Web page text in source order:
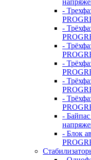
-
-
-
-
-
-
-
- Блок